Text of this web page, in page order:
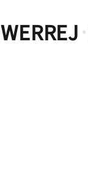
WERREJ·